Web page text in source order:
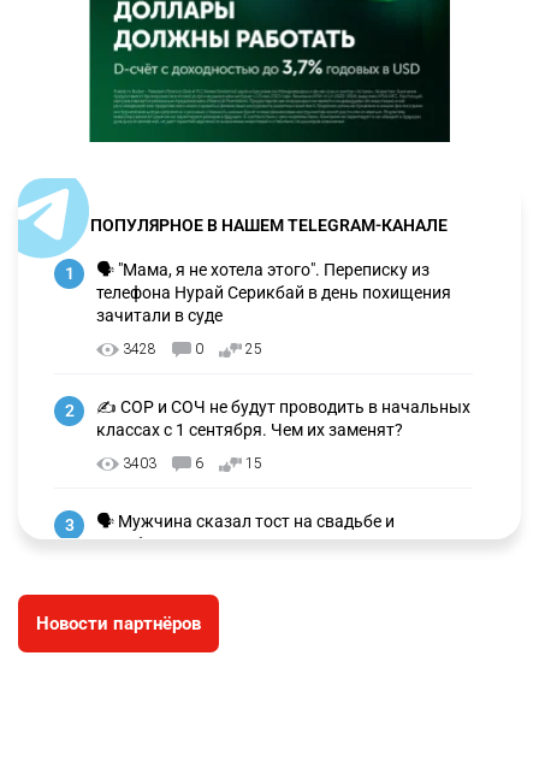
ПОПУЛЯРНОЕ В НАШЕМ TELEGRAM-КАНАЛЕ
1
🗣 "Мама, я не хотела этого". Переписку из
телефона Нурай Серикбай в день похищения
зачитали в суде
3428 0 25
2
✍️ СОР и СОЧ не будут проводить в начальных
классах с 1 сентября. Чем их заменят?
3403 6 15
3
🗣 Мужчина сказал тост на свадьбе и
заработал уголовное дело
🐏 Скота больше, а мясо дороже. Почему в
Казахстане продолжают расти цены на
Новости партнёров